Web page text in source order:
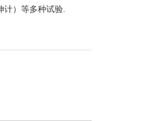
）等多种试验.